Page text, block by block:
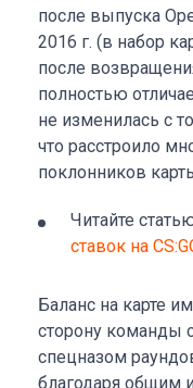
после выпуска
2016 г. (в набор
после
полностью
не изменилась с
что расстроило
поклонников
Читайте
ставок на
Баланс на карте
сторону команды
спецназом
благодаря общим